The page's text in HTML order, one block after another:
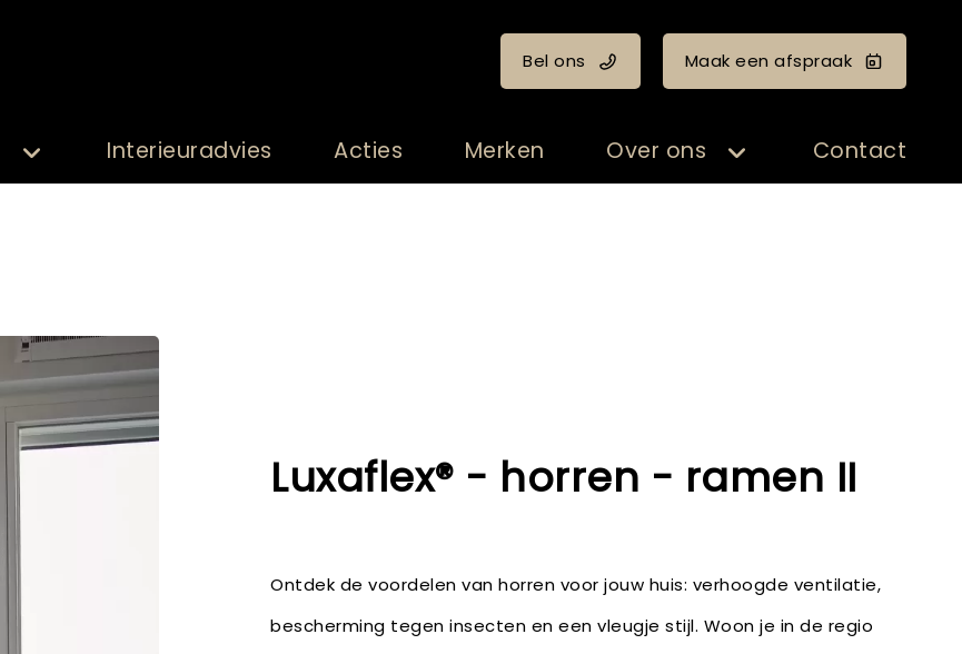
Bel ons Maak een afspraak
Interieuradvies Acties Merken Over ons Contact
Luxaflex® - horren - ramen II
Ontdek de voordelen van horren voor jouw huis: verhoogde ventilatie,
bescherming tegen insecten en een vleugje stijl. Woon je in de regio